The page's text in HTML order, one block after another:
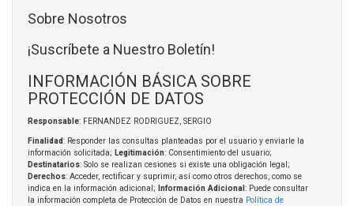
Sobre Nosotros
¡Suscríbete a Nuestro Boletín!
INFORMACIÓN BÁSICA SOBRE
PROTECCIÓN DE DATOS
Responsable: FERNANDEZ RODRIGUEZ, SERGIO
Finalidad: Responder las consultas planteadas por el usuario y enviarle la
información solicitada; Legitimación: Consentimiento del usuario;
Destinatarios: Solo se realizan cesiones si existe una obligación legal;
Derechos: Acceder, rectificar y suprimir, así como otros derechos, como se
indica en la información adicional;
Información Adicional : Puede consultar
la información completa de Protección de Datos en nuestra Política de